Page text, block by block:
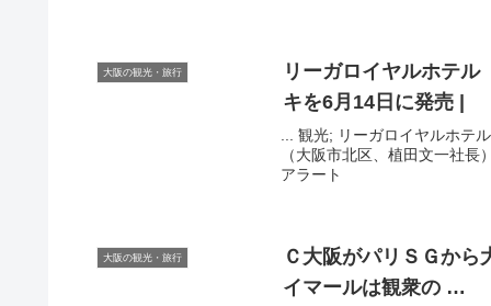
大阪の観光・旅行
リーガロイヤルホテル
キを6月14日に発売 |
... 観光; リーガロイヤルホテ
（大阪市北区、植田文一社
アラート
大阪の観光・旅行 Ｃ 大阪がパリＳＧから
イマールは観衆の …